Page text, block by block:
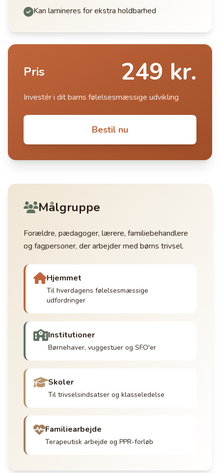
Kan lamineres for ekstra holdbarhed
Pris 249 kr.
Investér i dit barns følelsesmæssige udvikling
Bestil nu
Målgruppe
Forældre, pædagoger, lærere, familiebehandlere
og fagpersoner, der arbejder med børns trivsel.
Hjemmet
Til hverdagens følelsesmæssige
udfordringer
Institutioner
Børnehaver, vuggestuer og SFO'er
Skoler
Til trivselsindsatser og klasseledelse
Familiearbejde
Terapeutisk arbejde og PPR-forløb